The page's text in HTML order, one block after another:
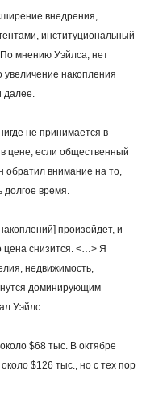
внедрения,
институциональный
мнению Уэйлса, нет
увеличение накопления
далее.
не принимается в
в цене, если общественный
обратил внимание на то,
долгое время.
произойдет, и
цена снизится. <…> Я
недвижимость,
доминирующим
Уэйлс.
$68 тыс. В октябре
$126 тыс., но с тех пор